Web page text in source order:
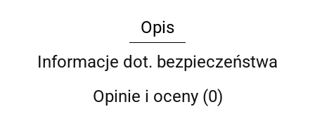
Opis
Informacje dot. bezpieczeństwa
Opinie i oceny (0)